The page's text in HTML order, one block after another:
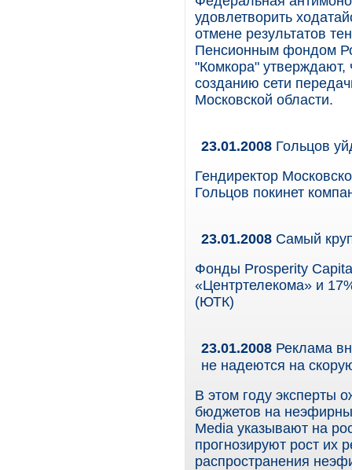
удовлетворить
отмене результатов
Пенсионным фондом
"Комкора" утверждают,
созданию сети
Московской области.
23.01.2008 Гольцов
Гендиректор
Гольцов покинет
23.01.2008 Самый
Фонды Prosperity
«Центртелекома» и
(ЮТК)
23.01.2008 Реклама
не надеются на
В этом году эксперты
бюджетов на
Media указывают на
прогнозируют рост их
распространения